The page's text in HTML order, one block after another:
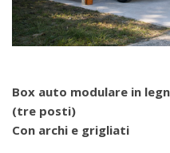
Box auto modulare in
(tre posti)
Con archi e grigliati